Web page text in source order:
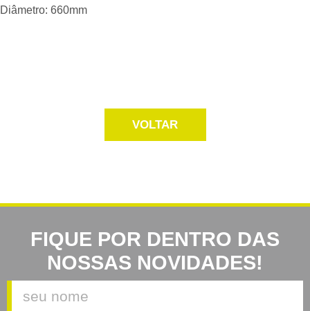
Diâmetro: 660mm
VOLTAR
FIQUE POR DENTRO DAS
NOSSAS NOVIDADES!